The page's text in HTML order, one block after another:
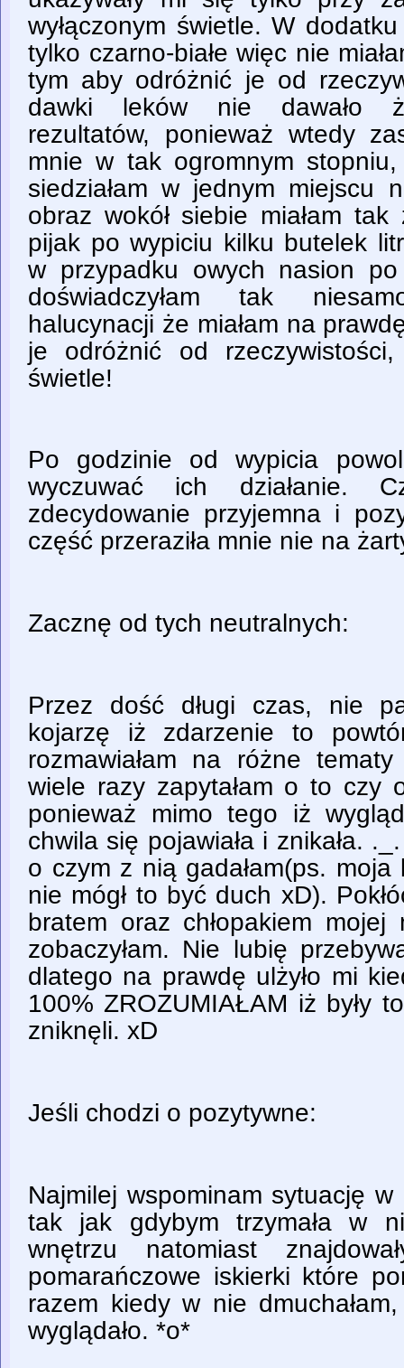
wyłączonym świetle. W
tylko czarno-białe więc nie
tym aby odróżnić je od
dawki leków nie dawało
rezultatów, ponieważ wtedy
mnie w tak ogromnym
siedziałam w jednym miejscu
obraz wokół siebie miałam
pijak po wypiciu kilku butelek
w przypadku owych nasion
doświadczyłam tak
halucynacji że miałam na
je odróżnić od
świetle!
Po godzinie od wypicia
wyczuwać ich działanie.
zdecydowanie przyjemna i
część przeraziła mnie nie na
Zacznę od tych neutralnych:
Przez dość długi czas, nie
kojarzę iż zdarzenie to
rozmawiałam na różne
wiele razy zapytałam o to czy
ponieważ mimo tego iż
chwila się pojawiała i znikała.
o czym z nią gadałam(ps.
nie mógł to być duch xD).
bratem oraz chłopakiem mojej
zobaczyłam. Nie lubię
dlatego na prawdę ulżyło mi
100% ZROZUMIAŁAM iż były
zniknęli. xD
Jeśli chodzi o pozytywne:
Najmilej wspominam sytuację w
tak jak gdybym trzymała w
wnętrzu natomiast
pomarańczowe iskierki które
razem kiedy w nie
wyglądało. *o*